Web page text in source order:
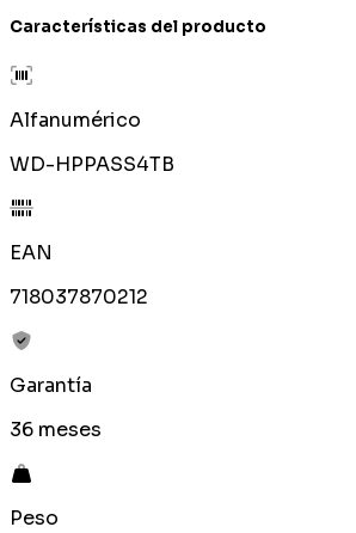
Características del producto
Alfanumérico
WD-HPPASS4TB
EAN
718037870212
Garantía
36 meses
Peso